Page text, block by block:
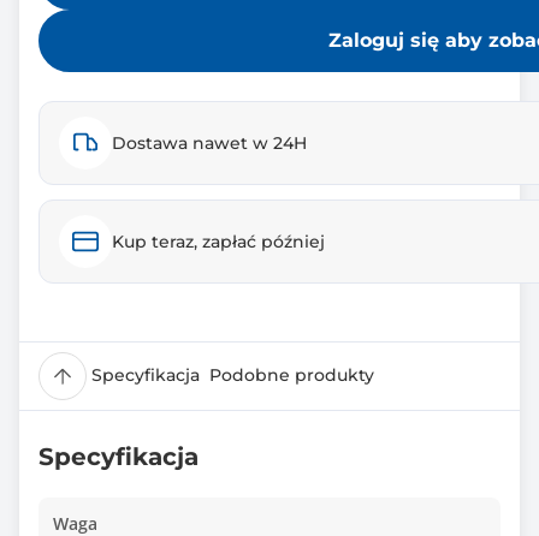
Zaloguj się aby
Dostawa nawet w 24H
Kup teraz, zapłać później
Specyfikacja Podobne produkty
Specyfikacja
Waga